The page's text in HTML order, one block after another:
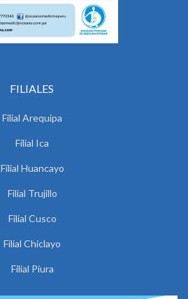
FILIALES
Filial Arequipa
Filial Ica
Filial Huancayo
Filial Trujillo
Filial Cusco
Filial Chiclayo
Filial Piura